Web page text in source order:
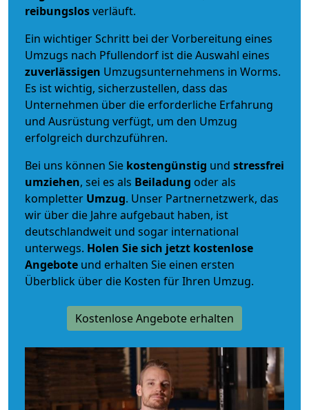
reibungslosverläuft.
Ein wichtiger Schritt bei der Vorbereitung eines
Umzugs nach Pfullendorf ist die Auswahl eines
zuverlässigen Umzugsunternehmens in Worms.
Es ist wichtig, sicherzustellen, dass das
Unternehmen über die erforderliche Erfahrung
und Ausrüstung verfügt, um den Umzug
erfolgreich durchzuführen.
Bei uns können Sie kostengünstig und stressfrei
umziehen, sei es als Beiladung oder als
kompletter Umzug. Unser Partnernetzwerk, das
wir über die Jahre aufgebaut haben, ist
deutschlandweit und sogar international
unterwegs. Holen Sie sich jetzt kostenlose
Angebote und erhalten Sie einen ersten
Überblick über die Kosten für Ihren Umzug.
Kostenlose Angebote erhalten